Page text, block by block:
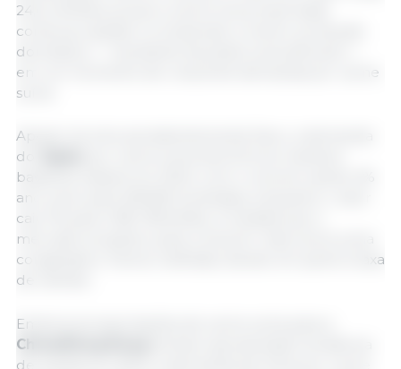
24,6 milhões), já que a carne suína importada
continua a ajudar a compensar a menor produção
doméstica — resultante da peste suína africana —
em um momento de crescente demanda por carne
suína.
Apesar do iene persistentemente fraco, a demanda
do
bastante estável em 2024, com o volume caindo 2%
ano a ano para 336.692 toneladas, enquanto o valor
caiu 1% para US$ 1,38 bilhão, à medida que o
mercado se ajustou para consumir mais carne suína
congelada e menos resfriada, devido em parte à taxa
de câmbio.
Embora as exportações de carne suína para a
China/Hong Kong
de queda em 2024, a demanda da China por carne